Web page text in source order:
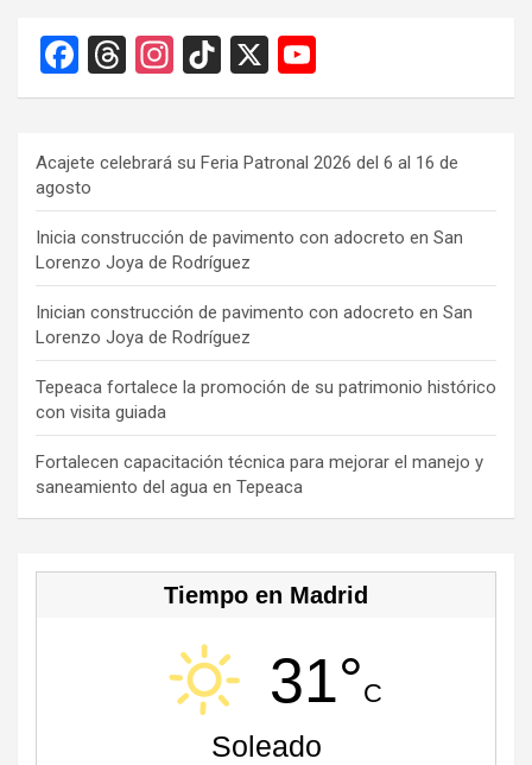
F
a
b
o
o
k
T
hr
a
d
s
In
st
gr
a
m
Ti
k
o
k
X
o
T
u
b
e
C
h
a
n
n
el
Acajete celebrará su Feria Patronal 2026 del 6 al 16 de
agosto
Inicia construcción de pavimento con adocreto en San
Lorenzo Joya de Rodríguez
Inician construcción de pavimento con adocreto en San
Lorenzo Joya de Rodríguez
Tepeaca fortalece la promoción de su patrimonio histórico
con visita guiada
Fortalecen capacitación técnica para mejorar el manejo y
saneamiento del agua en Tepeaca
Tiempo en Madrid
31°C
Soleado